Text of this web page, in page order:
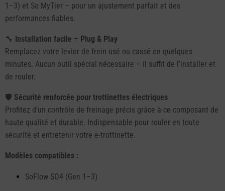
1–3) et So MyTier – pour un ajustement parfait et des
performances fiables.
🔧 Installation facile – Plug & Play
Remplacez votre levier de frein usé ou cassé en quelques
minutes. Aucun outil spécial nécessaire – il suffit de l’installer et
de rouler.
🛡️ Sécurité renforcée pour trottinettes électriques
Profitez d’un contrôle de freinage précis grâce à ce composant de
haute qualité et durable. Indispensable pour rouler en toute
sécurité et entretenir votre e-trottinette.
Modèles compatibles :
SoFlow SO4 (Gen 1–3)